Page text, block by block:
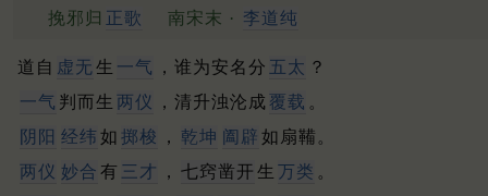
挽邪归 正歌 南宋末 · 李道纯
道自 虚无生 一气 ，谁为安名分 五太 ？
一气 判而生 两仪 ，清升浊沦成 覆载 。
阴阳 经纬 如 掷梭 ， 乾坤 阖辟 如扇鞴。
两仪 妙合 有 三才 ， 七窍凿开 生 万类 。